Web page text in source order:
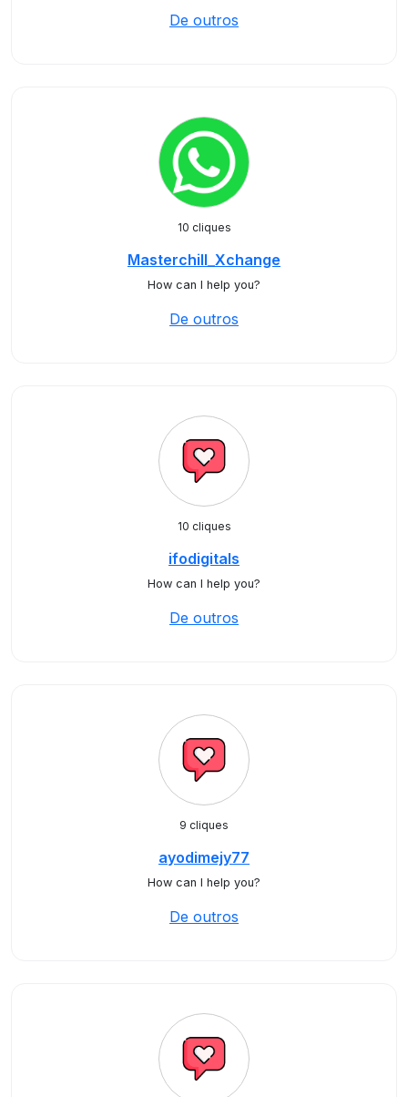
De outros
10 cliques
Masterchill_Xchange
How can I help you?
De outros
10 cliques
ifodigitals
How can I help you?
De outros
9 cliques
ayodimejy77
How can I help you?
De outros